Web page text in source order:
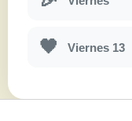
🖤 Viernes 13